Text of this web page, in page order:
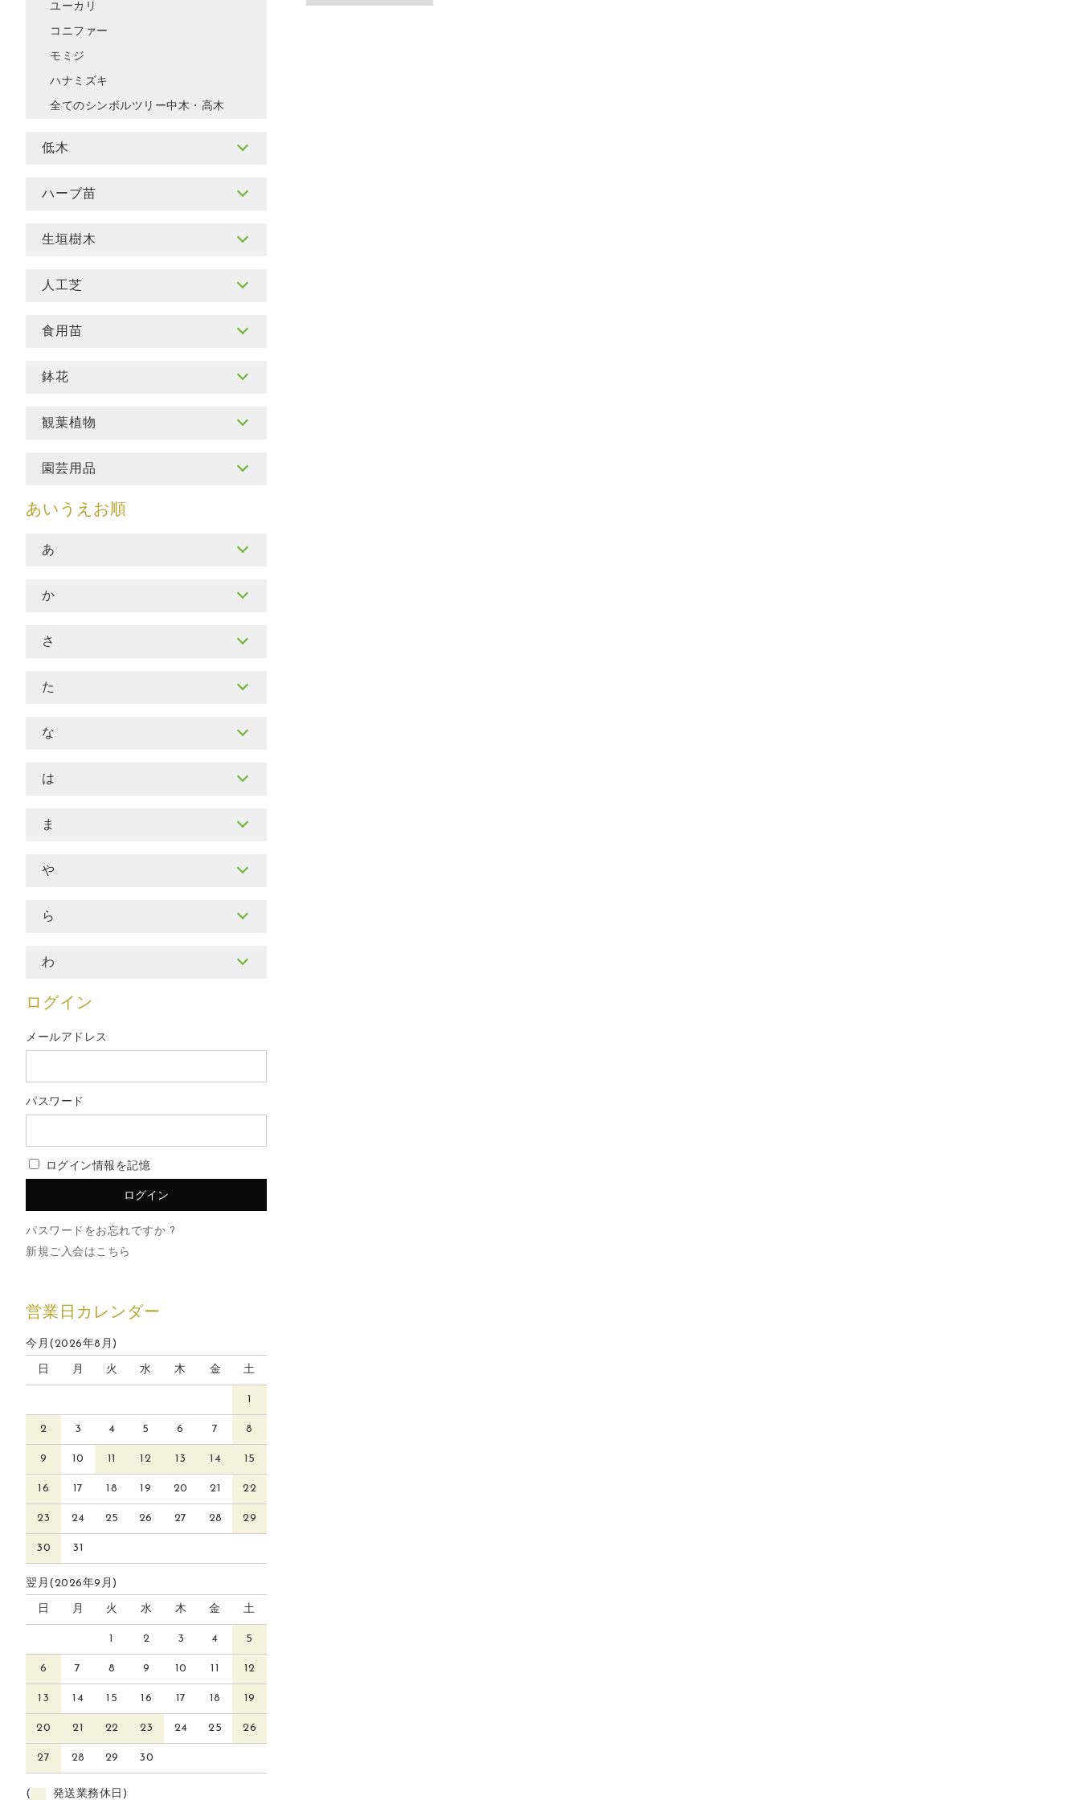
ユーカリ
コニファー
モミジ
ハナミズキ
全てのシンボルツリー中木・高木
低木
ハーブ苗
生垣樹木
人工芝
食用苗
鉢花
観葉植物
園芸用品
あ
か
さ
た
な
は
ま
や
ら
わ
ログイン
メールアドレス
パスワード
ログイン情報を記憶
パスワードをお忘れですか ?
新規ご入会はこちら
営業日カレンダー
今月(2026年8月)
日 月 火 水 木 金 土
1
2 3 4 5 6 7 8
9 10 11 12 13 14 15
16 17 18 19 20 21 22
23 24 25 26 27 28 29
30 31
翌月(2026年9月)
日 月 火 水 木 金 土
1 2 3 4 5
6 7 8 9 10 11 12
13 14 15 16 17 18 19
20 21 22 23 24 25 26
27 28 29 30
( 発送業務休日)